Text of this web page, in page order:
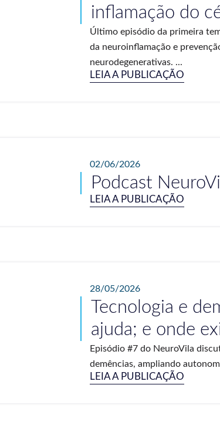
inflamação do
Último episódio da primeira
da neuroinflamação e
neurodegenerativas. ...
LEIA A PUBLICAÇÃO
02/06/2026
Podcast
LEIA A PUBLICAÇÃO
28/05/2026
Tecnologia e
ajuda; e onde
Episódio #7 do NeuroVila
demências, ampliando
LEIA A PUBLICAÇÃO